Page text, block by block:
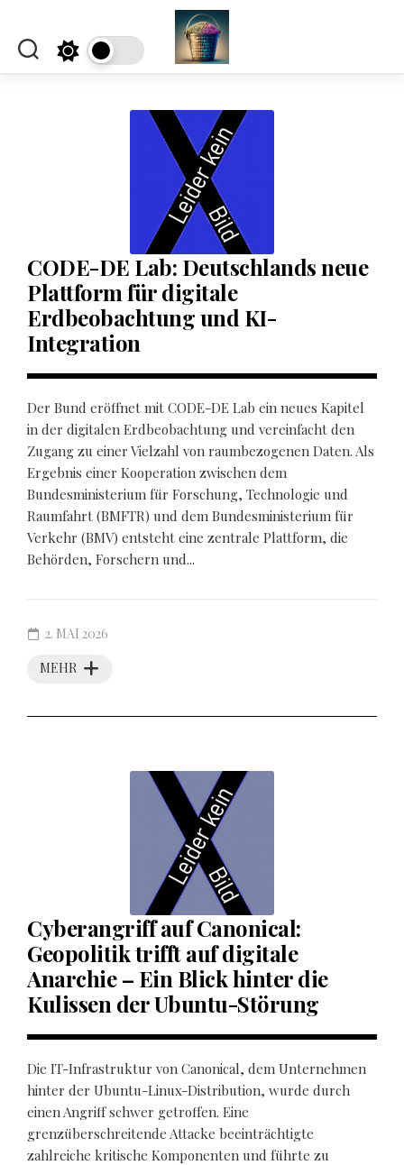
content
CODE-DE Lab: Deutschlands neue
Plattform für digitale
Erdbeobachtung und KI-
Integration
Der Bund eröffnet mit CODE-DE Lab ein neues Kapitel
in der digitalen Erdbeobachtung und vereinfacht den
Zugang zu einer Vielzahl von raumbezogenen Daten. Als
Ergebnis einer Kooperation zwischen dem
Bundesministerium für Forschung, Technologie und
Raumfahrt (BMFTR) und dem Bundesministerium für
Verkehr (BMV) entsteht eine zentrale Plattform, die
Behörden, Forschern und...
MEHR
2. MAI 2026
Cyberangriff auf Canonical:
Geopolitik trifft auf digitale
Anarchie – Ein Blick hinter die
Kulissen der Ubuntu-Störung
Die IT-Infrastruktur von Canonical, dem Unternehmen
hinter der Ubuntu-Linux-Distribution, wurde durch
einen Angriff schwer getroffen. Eine
grenzüberschreitende Attacke beeinträchtigte
zahlreiche kritische Komponenten und führte zu